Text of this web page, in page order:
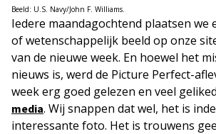
Beeld: U.S. Navy/John F. Williams.
Iedere maandagochtend plaatsen we
of wetenschappelijk beeld op onze
van de nieuwe week. En hoewel het
nieuws is, werd de Picture Perfect-
week erg goed gelezen en veel
media. Wij snappen dat wel, het is
interessante foto. Het is trouwens